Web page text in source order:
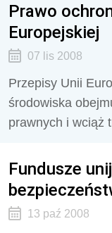
Prawo
Europejskiej
07 lis 2008
Przepisy Unii
środowiska
prawnych i wciąż
Fundusze
13 paź 2008